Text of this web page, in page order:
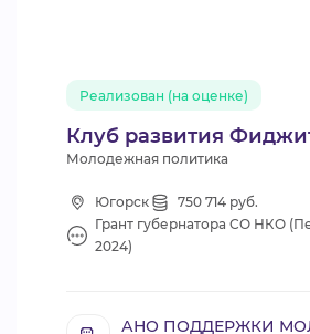
Клуб развития
Реализован (на оценке)
Молодежная политика
Югорск
750 714 руб.
Грант губернатора СО НКО
2024)
АНО ПОДДЕРЖКИ